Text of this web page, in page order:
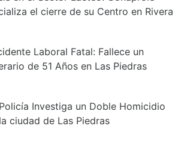
el cierre de su Centro en Rivera
Laboral Fatal: Fallece un
de 51 Años en Las Piedras
Investiga un Doble Homicidio
ciudad de Las Piedras